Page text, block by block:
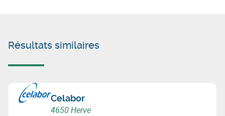
Résultats similaires
Celabor
4650 Herve